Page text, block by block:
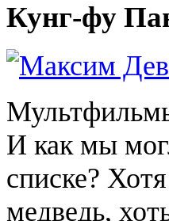
Кунг-фу
И как мы
списке?
медведь,